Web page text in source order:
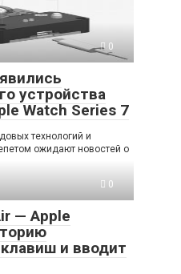
0
устройства
Watch Series 7
технологий и
ожидают новостей о
0
— Apple
и вводит